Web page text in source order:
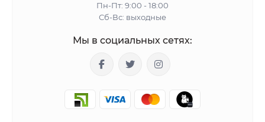
Пн-Пт: 9:00 - 18:00
Сб-Вс: выходные
Мы в социальных сетях: